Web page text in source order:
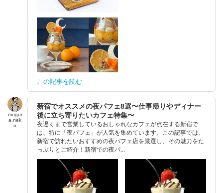
この記事を読む
mogur
a.nek
o
新宿でオススメの夜パフェ8選〜仕事帰りやディナー
後に立ち寄りたいカフェ特集〜
夜遅くまで営業しているおしゃれなカフェが点在する新宿で
は、特に「夜パフェ」が人気を集めています。この記事では、
新宿で訪れたいおすすめの夜パフェ店を厳選し、その魅力をた
っぷりとご紹介！新宿での夜パ...